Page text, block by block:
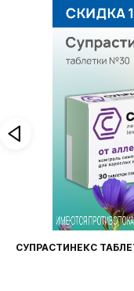
СУПРАСТИНЕКС